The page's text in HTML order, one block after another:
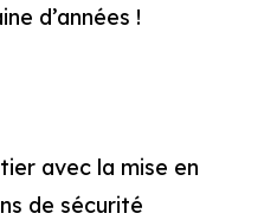
d’années !
avec la mise en
de sécurité